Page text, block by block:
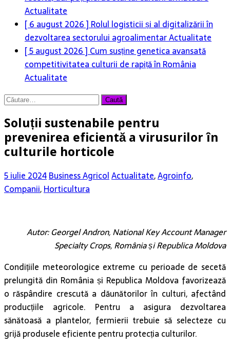
Actualitate
[ 6 august 2026 ] Rolul logisticii și al digitalizării în
dezvoltarea sectorului agroalimentarActualitate
[ 5 august 2026 ] Cum susține genetica avansată
competitivitatea culturii de rapiță în România
Actualitate
Caută
Soluții sustenabile pentru
prevenirea eficientă a virusurilor în
culturile horticole
5 iulie 2024Business AgricolActualitate,Agroinfo,
Companii,Horticultura
Autor: Georgel Andron, National Key Account Manager
Specialty Crops, România și Republica Moldova
Condițiile meteorologice extreme cu perioade de secetă
prelungită din România și Republica Moldova favorizează
o răspândire crescută a dăunătorilor în culturi, afectând
producțiile agricole. Pentru a asigura dezvoltarea
sănătoasă a plantelor, fermierii trebuie să selecteze cu
grijă produsele eficiente pentru protecția culturilor.